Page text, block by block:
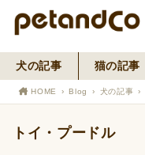
犬の記事 猫の記事
HOME Blog 犬の記事
トイ・プードル